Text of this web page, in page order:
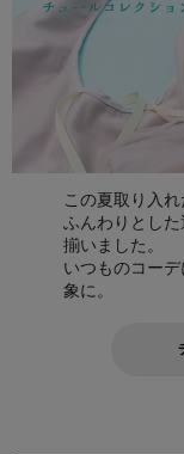
この夏取り入
ふんわりとし
揃いました。
いつものコー
象に。